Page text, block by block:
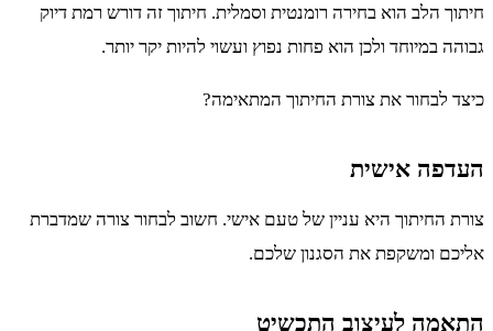
חיתוך הלב הוא בחירה רומנטית וסמלית. חיתוך זה דורש רמת דיוק
גבוהה במיוחד ולכן הוא פחות נפוץ ועשוי להיות יקר יותר.
כיצד לבחור את צורת החיתוך המתאימה?
העדפה אישית
צורת החיתוך היא עניין של טעם אישי. חשוב לבחור צורה שמדברת
אליכם ומשקפת את הסגנון שלכם.
התאמה לעיצוב התכשיט